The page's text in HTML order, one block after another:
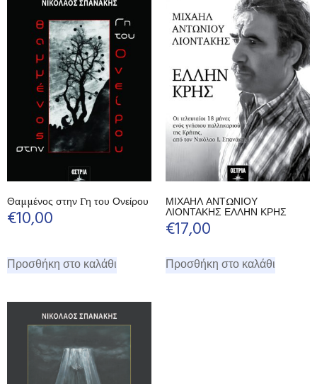
Θαμμένος στην Γη του Ονείρου
€10,00
Προσθήκη στο καλάθι
ΜΙΧΑΗΛ ΑΝΤΩΝΙΟΥ
ΛΙΟΝΤΑΚΗΣ ΕΛΛΗΝ ΚΡΗΣ
€17,00
Προσθήκη στο καλάθι